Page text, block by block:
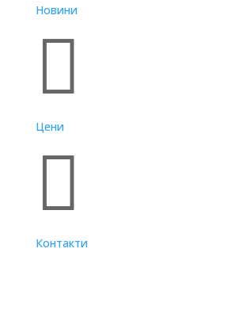
Новини

Цени

Контакти